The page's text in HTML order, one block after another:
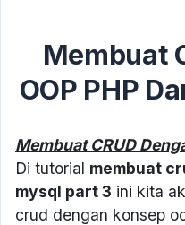
Membuat
OOP PHP
Membuat CRUD
Di tutorial membuat
mysql part 3 ini kita
crud dengan konsep